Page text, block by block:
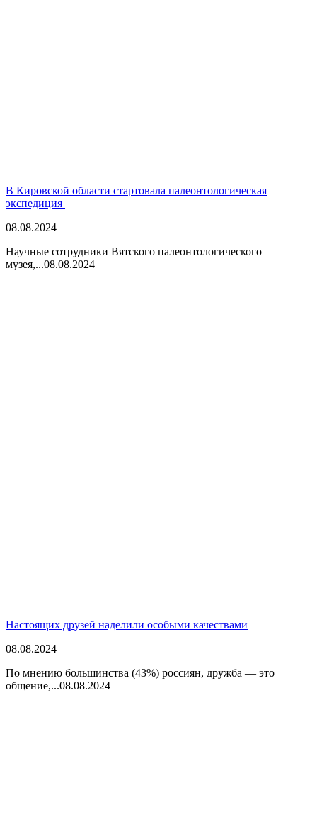
В Кировской области стартовала палеонтологическая
экспедиция
08.08.2024
Научные сотрудники Вятского палеонтологического
музея,...08.08.2024
Настоящих друзей наделили особыми качествами
08.08.2024
По мнению большинства (43%) россиян, дружба — это
общение,...08.08.2024